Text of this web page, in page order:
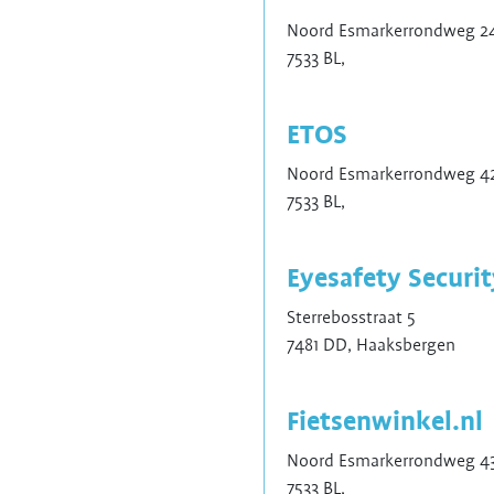
Noord Esmarkerrondweg
7533 BL,
ETOS
Noord Esmarkerrondweg
7533 BL,
Eyesafety
Sterrebosstraat 5
7481 DD, Haaksbergen
Fietsenwinkel.nl
Noord Esmarkerrondweg
7533 BL,